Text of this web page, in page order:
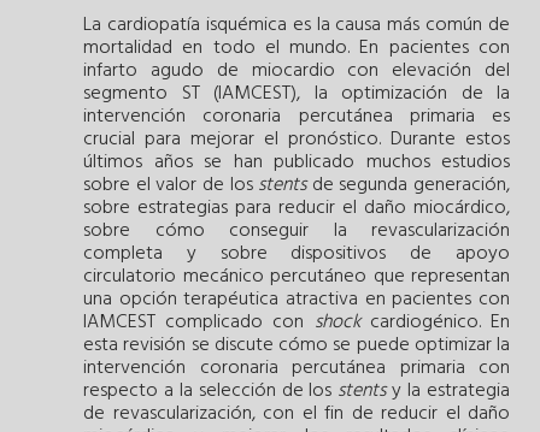
La cardiopatía isquémica es la causa más común de
mortalidad en todo el mundo. En pacientes con
infarto agudo de miocardio con elevación del
segmento ST (IAMCEST), la optimización de la
intervención coronaria percutánea primaria es
crucial para mejorar el pronóstico. Durante estos
últimos años se han publicado muchos estudios
sobre el valor de losstentsde segunda generación,
sobre estrategias para reducir el daño miocárdico,
sobre cómo conseguir la revascularización
completa y sobre dispositivos de apoyo
circulatorio mecánico percutáneo que representan
una opción terapéutica atractiva en pacientes con
IAMCEST complicado con shockcardiogénico. En
esta revisión se discute cómo se puede optimizar la
intervención coronaria percutánea primaria con
respecto a la selección de los stentsy la estrategia
de revascularización, con el fin de reducir el daño